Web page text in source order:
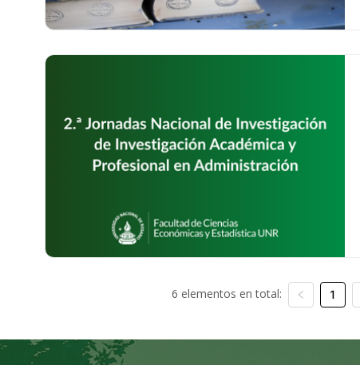
6 elementos en total: 1